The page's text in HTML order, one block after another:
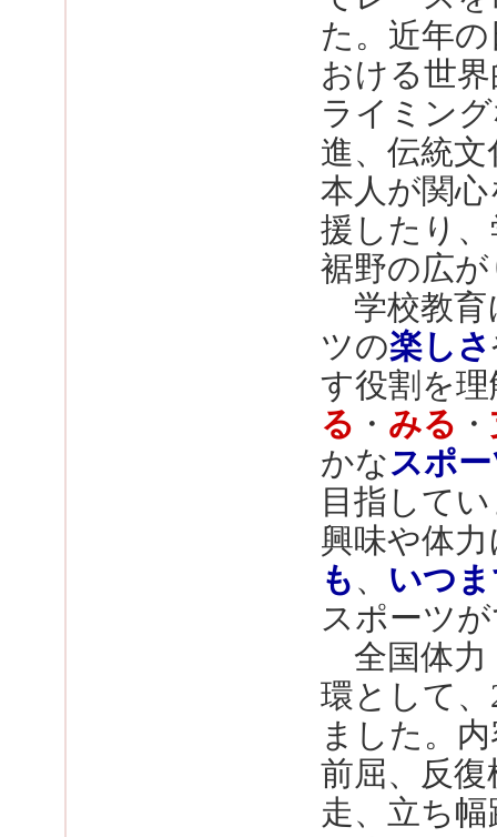
た。近年
おける世
ライミン
進、伝統
本人が関
援したり
裾野の広
学校教育
ツの楽しさ
す役割を
る ・ みる ・
かなスポ
目指して
興味や体
も 、 いつ
スポーツ
全国体力
環として
ました。
前屈、反復
走、立ち